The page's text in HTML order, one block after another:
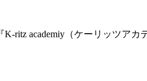
ritz academiy（ケーリッツア